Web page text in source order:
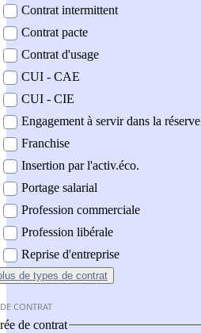
Contrat intermittent
Contrat pacte
Contrat d'usage
CUI - CAE
CUI - CIE
Engagement à servir dans la réserve
Franchise
Insertion par l'activ.éco.
Portage salarial
Profession commerciale
Profession libérale
Reprise d'entreprise
de types de contrat
CONTRAT
de contrat